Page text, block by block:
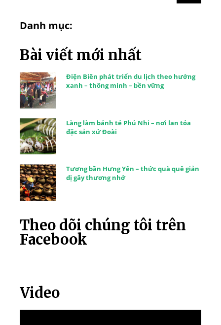
Danh mục:
Bài viết mới nhất
Điện Biên phát triển du lịch theo hướng
xanh – thông minh – bền vững
Làng làm bánh tẻ Phú Nhi – nơi lan tỏa
đặc sản xứ Đoài
Tương bần Hưng Yên – thức quà quê giản
dị gây thương nhớ
Theo dõi chúng tôi trên
Facebook
Video